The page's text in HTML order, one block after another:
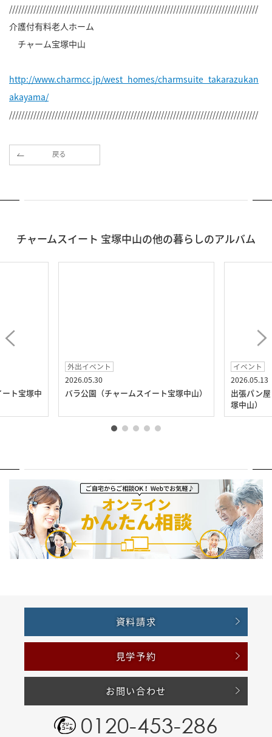
//////////////////////////////////////////////////////////////////////////////////
介護付有料老人ホーム
チャーム宝塚中山
http://www.charmcc.jp/west_homes/charmsuite_takarazukan
akayama/
//////////////////////////////////////////////////////////////////////////////////
戻る
チャームスイート 宝塚中山の他の暮らしのアルバム
ト宝塚中
外出イベント
2026.05.30
バラ公園（チャームスイート宝塚中山）
イベント
2026.05.13
出張パン
塚中山）
資料請求
見学予約
お問い合わせ
0120-453-286